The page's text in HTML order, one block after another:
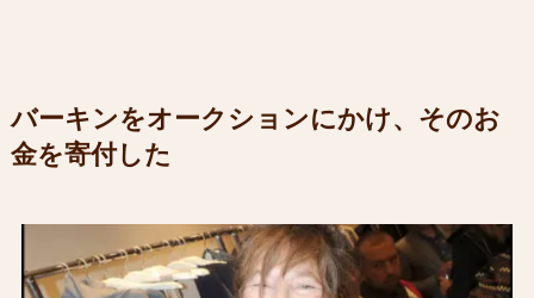
バーキンをオークションにかけ、そのお
金を寄付した